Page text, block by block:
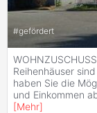
#gefördert
Reihenhäuser
haben Sie die
und Einkommen
[Mehr]